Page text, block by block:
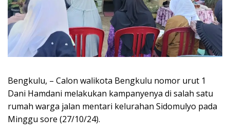
Bengkulu, – Calon walikota Bengkulu nomor urut 1
Dani Hamdani melakukan kampanyenya di salah satu
rumah warga jalan mentari kelurahan Sidomulyo pada
Minggu sore (27/10/24).